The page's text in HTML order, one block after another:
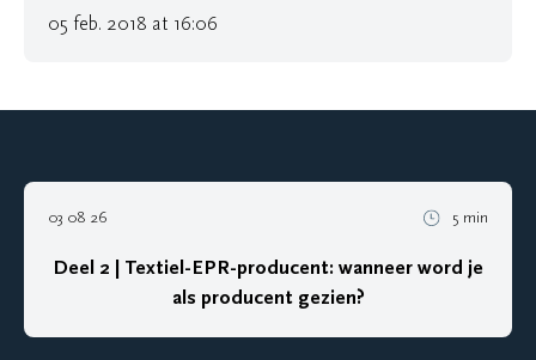
05 feb. 2018 at 16:06
03 08 26 5 min
Deel 2 | Textiel-EPR-producent: wanneer word je
als producent gezien?